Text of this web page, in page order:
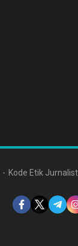
Kode Etik